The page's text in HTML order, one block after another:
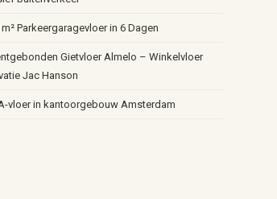
Parkeergaragevloer in 6 Dagen
Gietvloer Almelo – Winkelvloer
Jac Hanson
vloer in kantoorgebouw Amsterdam